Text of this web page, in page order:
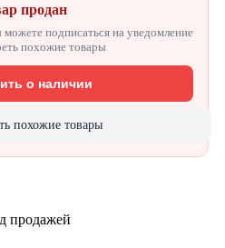
продан
подписаться на уведомление
похожие товары
о наличии
похожие товары
продажей